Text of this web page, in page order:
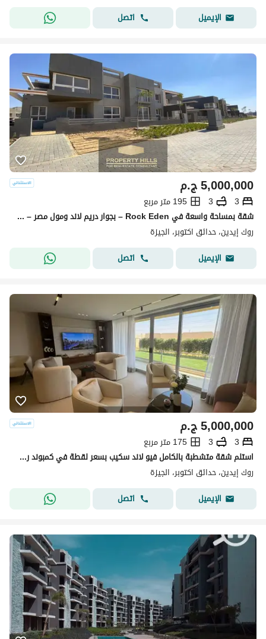
الإيميل
اتصل
ج.م5,000,000
3
3
195 متر مربع
شقة بمساحة واسعة في Rock Eden – بجوار دريم لاند ومول مصر – استلام فوري
روك إيدين، حدائق اكتوبر، الجيزة
الإيميل
اتصل
ج.م5,000,000
3
3
175 متر مربع
استلم شقة متشطبة بالكامل فيو لاند سكيب بسعر لقطة في كمبوند روك ايدن علي طريق زويل بجانب o west
روك إيدين، حدائق اكتوبر، الجيزة
الإيميل
اتصل